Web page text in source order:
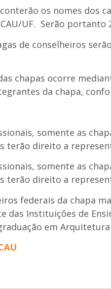
os nomes dos
UF. Serão portanto
de conselheiros
chapas ocorre
da chapa,
somente as
terão direito a
somente as
terão direito a
federais da chapa
Instituições de
em